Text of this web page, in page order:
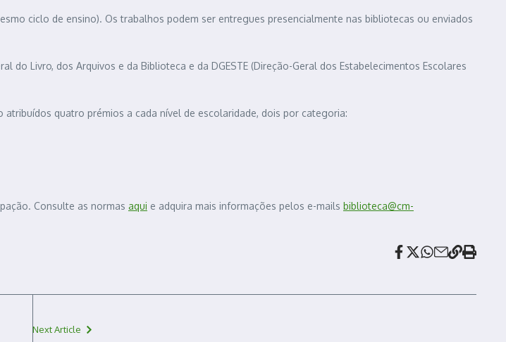
ciclo de ensino). Os trabalhos podem ser entregues presencialmente nas bibliotecas ou enviados
Livro, dos Arquivos e da Biblioteca e da DGESTE (Direção-Geral dos Estabelecimentos Escolares
quatro prémios a cada nível de escolaridade, dois por categoria:
Consulte as normas aqui e adquira mais informações pelos e-mails biblioteca@cm-
Next Article